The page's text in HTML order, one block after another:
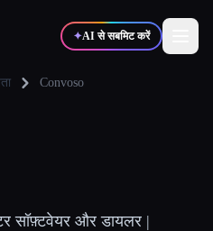
✦AI से सबमिट करें
Convoso
सॉफ़्टवेयर और डायलर |